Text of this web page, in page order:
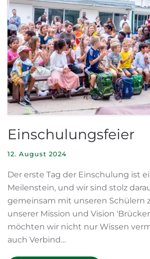
Einschulungsfeier
12. August 2024
Der erste Tag der Einschulung ist
Meilenstein, und wir sind stolz
gemeinsam mit unseren Schülern
unserer Mission und Vision
möchten wir nicht nur Wissen
auch Verbind…